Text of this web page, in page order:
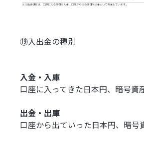
⑲入出金の種別
入金・入庫
口座に入ってきた日本円、暗号資
出金・出庫
口座から出ていった日本円、暗号